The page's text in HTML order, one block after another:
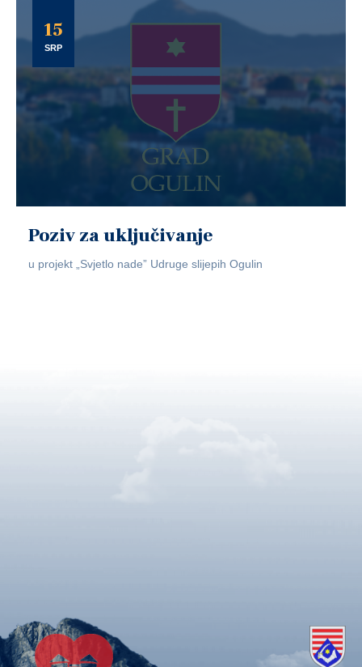
15
SRP
Poziv za uključivanje
u projekt „Svjetlo nade” Udruge slijepih Ogulin